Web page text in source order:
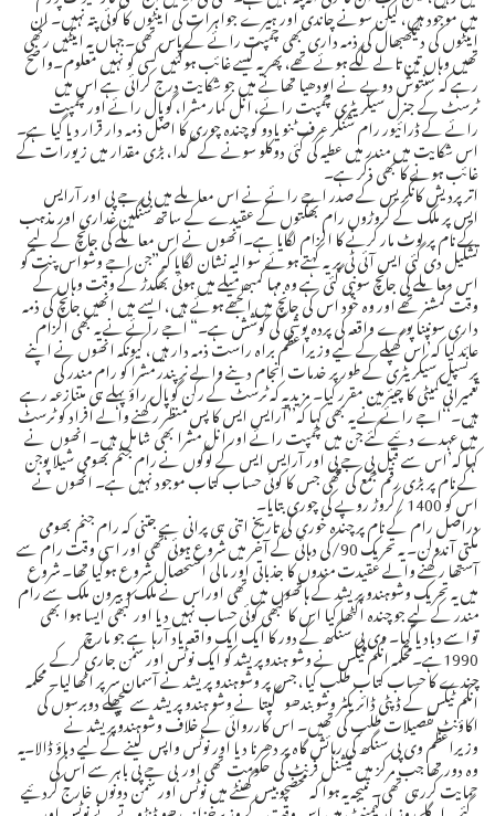
میں موجود ہیں، لیکن سونے چاندی اور ہیرے جواہرات کی اینٹوں کا کوئی پتہ نہیں۔ ان
اینٹوں کی دیکھبھال کی ذمہ داری بھی چمپت رائے کے پاس تھی۔جہاں یہ اینٹیں رکھی
تھیں وہاں تین تالے لگے ہوئے تھے، پھر یہ کیسے غائب ہوگئیں کسی کو نہیں معلوم۔واضح
رہے کہ سنتوش دوبے نے ایودھیا تھانے میں جو شکایت درج کرائی ہے اس میں
ٹرسٹ کے جنرل سیکریٹری چمپت رائے، انل کمار مشرا، گوپال رائے اور چمپت
رائے کے ڈرائیور رام شنکر عرف ٹنو یادو کو چندہ چوری کا اصل ذمہ دار قرار دیا گیا ہے۔
اس شکایت میں مندر میں عطیہ کی گئی دوکلو سونے کے گدا، بڑی مقدار میں زیورات کے
غائب ہونے کا بھی ذکر ہے۔
اترپردیش کانگریس کے صدر اجے رائے نے اس معاملے میں بی جے پی اور آرایس
ایس پر ملک کے کروڑوں رام بھکتوں کے عقیدے کے ساتھ سنگین غداری اور مذہب
کے نام پر لوٹ مار کرنے کا الزام لگایا ہے۔انھوں نے اس معاملے کی جانچ کے لیے
تشکیل دی گئی ایس آئی ٹی پریہ کہتے ہوئے سوالیہ نشان لگایا کہ ”جن اجے وشواس پنت کو
اس معاملے کی جانچ سونپی گئی ہے وہ مہا کمبھ میلے میں ہوئی بھگدڑ کے وقت وہاں کے
وقت کمشنر تھے اور وہ خود اس کی جانچ میں الجھے ہوئے ہیں، ایسے میں انھیں جانچ کی ذمہ
داری سونپنا پورے واقعہ کی پردہ پوشی کی کوشش ہے۔“ اجے رائے نے یہ بھی الزام
عائد کیا کہ’اس گھپلے کے لیے وزیراعظم براہ راست ذمہ دار ہیں، کیونکہ انھوں نے اپنے
پرنسپل سیکریٹری کے طورپر خدمات انجام دینے والے نرپندر مشرا کو رام مندر کی
تعمیراتی کمیٹی کا چیئرمین مقرر کیا۔ مزید یہ کہ ٹرسٹ کے رکن گوپال راؤ پہلے ہی متنازعہ رہے
ہیں۔‘‘اجے رائے نے یہ بھی کہا کہ’’آرایس ایس کا پس منظر رکھنے والے افراد کو ٹرسٹ
میں عہدے دئیے گئے جن میں چمپت رائے اور انل مشرا بھی شامل ہیں۔ انھوں نے
کہا کہ’اس سے قبل بی جے پی اور آرایس ایس کے لوگوں نے رام جنم بھومی شیلا پوجن
کے نام پر بڑی رقم جمع کی تھی جس کا کوئی حساب کتاب موجود نہیں ہے۔ انھوں نے
اس کو 1400 /کروڑ روپے کی چوری بتایا۔
دراصل رام کے نام پر چندہ خوری کی تاریخ اتنی ہی پرانی ہے جتنی کہ رام جنم بھومی
مکتی آندولن۔ یہ تحریک 90/کی دہائی کے آخر میں شروع ہوئی تھی اور اسی وقت رام سے
آستھا رکھنے والے عقیدت مندوں کا جذباتی اور مالی استحصال شروع ہوگیا تھا۔ شروع
میں یہ تحریک وشوہندو پریشد کے ہاتھوں میں تھی اوراس نے ملک وبیرون ملک سے رام
مندر کے لیے جو چندہ اکٹھا کیا اس کا کبھی کوئی حساب نہیں دیا اور کبھی ایسا ہوا بھی
تواسے دبادیا گیا۔ وی پی سنگھ کے دور کا ایک ایک واقعہ یاد آرہا ہے جو مارچ
1990ہے۔محکمہ انکم ٹیکس نے وشو ہندوپریشد کو ایک نوٹس اور سمن جاری کرکے
چندے کا حساب کتاب طلب کیا، جس پر وشوہندو پریشد نے آسمان سرپر اٹھالیا۔ محکمہ
انکم ٹیکس کے ڈپٹی ڈائریکٹر وشوبندھو گپتا نے وشو ہندو پریشد سے پچھلے دوبرسوں کی
اکاؤنٹ تفصیلات طلب کی تھیں۔ اس کارروائی کے خلاف وشوہندوپریشد نے
وزیراعظم وی پی سنگھ کی رہائش گاہ پر دھرنا دیا اور نوٹس واپس لینے کے لیے دباؤ ڈالا۔یہ
وہ دور تھا جب مرکز میں نیشنل فرنٹ کی حکومت تھی اور بی جے پی باہر سے اس کی
حمایت کررہی تھی۔ نتیجہ یہ ہوا کہ محضچوبیس گھنٹے میں نوٹس اور سمن دونوں خارج کردئیے